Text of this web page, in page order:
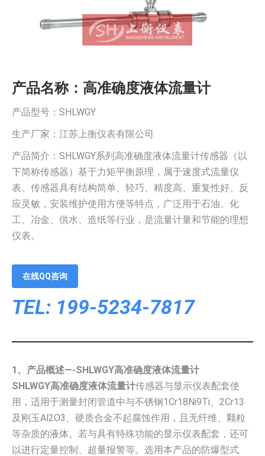
产品名称：高准确度液体流量计
产品型号：SHLWGY
生产厂家：江苏上衡仪表有限公司
产品简介：SHLWGY系列高准确度液体流量计传感器（以
下简称传感器）基于力矩平衡原理，属于速度式流量仪
表。传感器具有结构简单、轻巧、精度高、重复性好、反
应灵敏，安装维护使用方便等特点，广泛用于石油、化
工、冶金、供水、造纸等行业，是流量计量和节能的理想
仪表。
在线QQ咨询
TEL: 199-5234-7817
1、产品概述—-SHLWGY高准确度液体流量计
SHLWGY高准确度液体流量计传感器与显示仪表配套使
用，适用于测量封闭管道中与不锈钢1Cr18Ni9Ti、2Cr13
及刚玉Al2O3、硬质合金不起腐蚀作用，且无纤维、颗粒
等杂质的液体。若与具有特殊功能的显示仪表配套，还可
以进行定量控制、超量报警等。选用本产品的防爆型式